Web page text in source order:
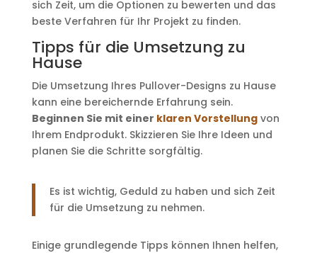
sich Zeit, um die Optionen zu bewerten und das
beste Verfahren für Ihr Projekt zu finden.
Tipps für die Umsetzung zu
Hause
Die Umsetzung Ihres Pullover-Designs zu Hause
kann eine bereichernde Erfahrung sein.
Beginnen Sie mit einer klaren Vorstellungvon
Ihrem Endprodukt. Skizzieren Sie Ihre Ideen und
planen Sie die Schritte sorgfältig.
Es ist wichtig, Geduld zu haben und sich Zeit
für die Umsetzung zu nehmen.
Einige grundlegende Tipps können Ihnen helfen,